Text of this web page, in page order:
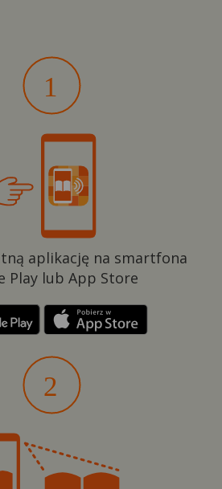
aplikację na smartfona
Play lub App Store